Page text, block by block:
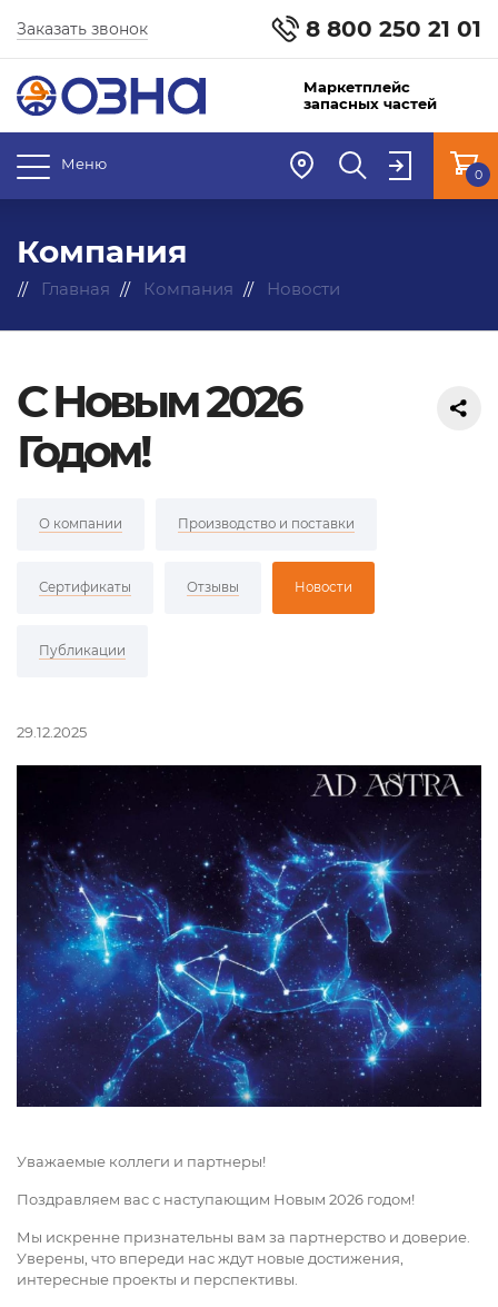
8 800 250 21 01
Заказать звонок
Маркетплейс
запасных частей
Меню
0
Компания
Главная Компания Новости
С Новым 2026
Годом!
О компании Производство и поставки
Сертификаты Отзывы Новости
Публикации
29.12.2025
Уважаемые коллеги и партнеры!
Поздравляем вас с наступающим Новым 2026 годом!
Мы искренне признательны вам за партнерство и доверие.
Уверены, что впереди нас ждут новые достижения,
интересные проекты и перспективы.